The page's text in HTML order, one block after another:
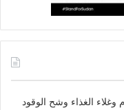
الغذاء وشح الوقود